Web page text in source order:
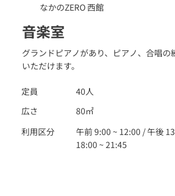
なかのZERO 西館
音楽室
グランドピアノがあり、ピアノ、合唱の
いただけます。
定員
40人
広さ
80㎡
利用区分
午前 9:00 ~ 12:00 / 午後
18:00 ~ 21:45